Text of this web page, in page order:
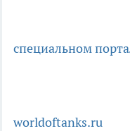
специальном
worldoftanks.ru